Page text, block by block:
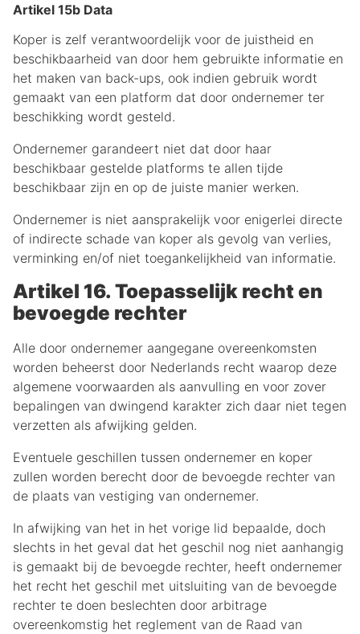
Artikel 15b Data
Koper is zelf verantwoordelijk voor de juistheid en
beschikbaarheid van door hem gebruikte informatie en
het maken van back-ups, ook indien gebruik wordt
gemaakt van een platform dat door ondernemer ter
beschikking wordt gesteld.
Ondernemer garandeert niet dat door haar
beschikbaar gestelde platforms te allen tijde
beschikbaar zijn en op de juiste manier werken.
Ondernemer is niet aansprakelijk voor enigerlei directe
of indirecte schade van koper als gevolg van verlies,
verminking en/of niet toegankelijkheid van informatie.
Artikel 16. Toepasselijk recht en
bevoegde rechter
Alle door ondernemer aangegane overeenkomsten
worden beheerst door Nederlands recht waarop deze
algemene voorwaarden als aanvulling en voor zover
bepalingen van dwingend karakter zich daar niet tegen
verzetten als afwijking gelden.
Eventuele geschillen tussen ondernemer en koper
zullen worden berecht door de bevoegde rechter van
de plaats van vestiging van ondernemer.
In afwijking van het in het vorige lid bepaalde, doch
slechts in het geval dat het geschil nog niet aanhangig
is gemaakt bij de bevoegde rechter, heeft ondernemer
het recht het geschil met uitsluiting van de bevoegde
rechter te doen beslechten door arbitrage
overeenkomstig het reglement van de Raad van